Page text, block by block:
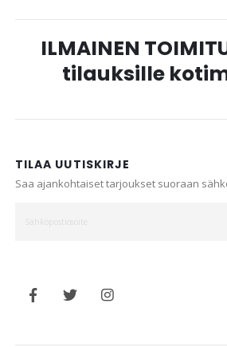
ILMAINEN
tilauksille
TILAA UUTISKIRJE
Saa ajankohtaiset tarjoukset suoraan